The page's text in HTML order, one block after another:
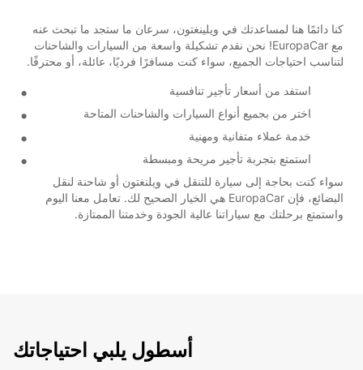
كنا دائمًا هنا لمساعدتك في ويلينغتون، سرعان ما ستجد ما تبحث عنه
مع EuropaCar! نحن نقدم تشكيلة واسعة من السيارات والشاحنات
لتناسب احتياجات الجميع، سواء كنت مسافرًا فرديًا، عائلة، أو محترفًا.
استفد من أسعار تأجير تنافسية
اختر من بجميع أنواع السيارات والشاحنات المتاحة
خدمة عملاء متفانية ومهنية
استمتع بتجربة تأجير مريحة ومبسطة
سواء كنت بحاجة إلى سيارة للتنقل في ويلنغتون أو شاحنة لنقل
البضائع، فإن EuropaCar هي الخيار الصحيح لك. تعامل معنا اليوم
واستمتع برحلتك مع سياراتنا عالية الجودة وخدمتنا الممتازة.
أسطول يلبي احتياجاتك